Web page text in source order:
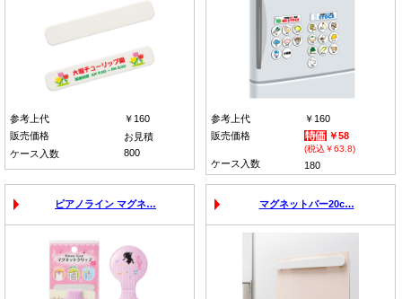
参考上代
￥160
販売価格
お見積
ケース入数
800
参考上代
￥160
販売価格
￥58
(税込￥63.8)
ケース入数 180
ピアノライン マグネ… マグネットバー20c…